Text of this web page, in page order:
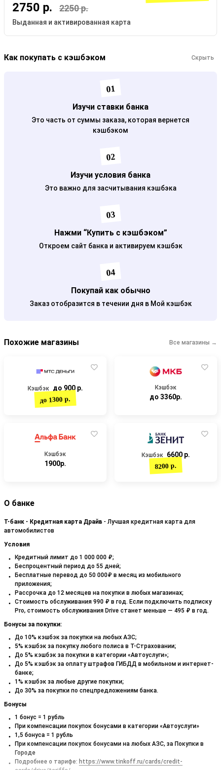
2750 р. 2250 р.
Выданная и активированная карта
Как покупать с кэшбэком Скрыть
01
Изучи ставки банка
Это часть от суммы заказа, которая вернется
кэшбэком
02
Изучи условия банка
Это важно для засчитывания кэшбэка
03
Нажми “Купить с кэшбэком”
Откроем сайт банка и активируем кэшбэк
04
Покупай как обычно
Заказ отобразится в течении дня в Мой кэшбэк
Похожие магазины Все магазины →
Кэшбэк до 900 р.
до 1300 р.
Кэшбэк
до 3360р.
Кэшбэк
1900р.
Кэшбэк 6600 р.
8200 р.
О банке
Т-банк - Кредитная карта Драйв - Лучшая кредитная карта для
автомобилистов
Условия
Кредитный лимит до 1 000 000 ₽;
Беспроцентный период до 55 дней;
Бесплатные перевод до 50 000₽ в месяц из мобильного
приложения;
Рассрочка до 12 месяцев на покупки в любых магазинах;
Стоимость обслуживания 990 ₽ в год. Если подключить подписку
Pro, стоимость обслуживания Drive станет меньше — 495 ₽ в год.
Бонусы за покупки:
До 10% кэшбэк за покупки на любых АЗС;
5% кэшбэк за покупку любого полиса в Т-Страховании;
До 5% кэшбэк за покупки в категории «Автоуслуги»;
До 5% кэшбэк за оплату штрафов ГИБДД в мобильном и интернет-
банке;
1% кэшбэк за любые другие покупки;
До 30% за покупки по спецпредложениям банка.
Бонусы
1 бонус = 1 рубль
При компенсации покупок бонусами в категории «Автоуслуги»
1,5 бонуса = 1 рубль
При компенсации покупок бонусами на любых АЗС, за Покупки в
Городе
Подробнее о тарифе: https://www.tinkoff.ru/cards/credit-